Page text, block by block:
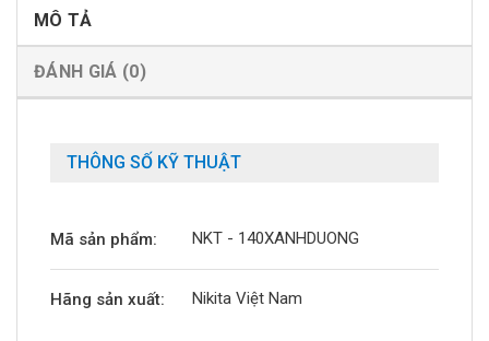
MÔ TẢ
ĐÁNH GIÁ (0)
THÔNG SỐ KỸ THUẬT
Mã sản phẩm: NKT - 140XANHDUONG
Hãng sản xuất: Nikita Việt Nam